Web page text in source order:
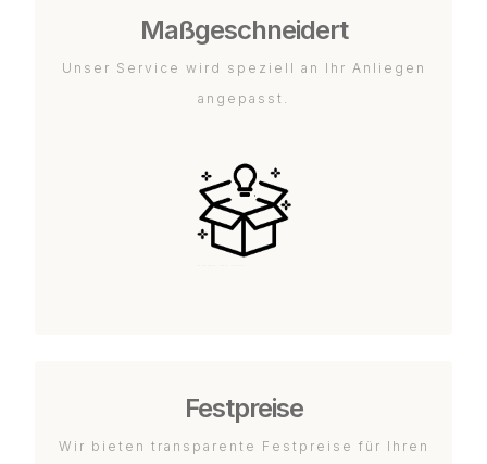
Maßgeschneidert
Unser Service wird speziell an Ihr Anliegen
angepasst.
Festpreise
Wir bieten transparente Festpreise für Ihren